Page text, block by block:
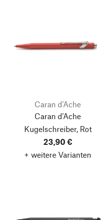
Caran d’Ache
Caran d’Ache
Kugelschreiber, Rot
23,90 €
+ weitere Varianten